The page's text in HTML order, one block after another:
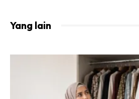
Sebelum tu, saya sendiri memang
cabaran dan suka merenung setiap
perjalanan yang saya lakukan 😁.
Yang lain